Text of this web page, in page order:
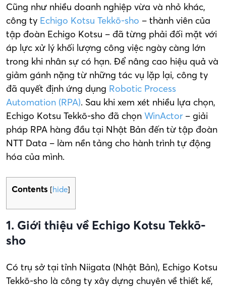
Cũng như nhiều doanh nghiệp vừa và nhỏ khác,
công ty Echigo Kotsu Tekkō-sho – thành viên của
tập đoàn Echigo Kotsu – đã từng phải đối mặt với
áp lực xử lý khối lượng công việc ngày càng lớn
trong khi nhân sự có hạn. Để nâng cao hiệu quả và
giảm gánh nặng từ những tác vụ lặp lại, công ty
đã quyết định ứng dụng Robotic Process
Automation (RPA). Sau khi xem xét nhiều lựa chọn,
Echigo Kotsu Tekkō-sho đã chọn WinActor – giải
pháp RPA hàng đầu tại Nhật Bản đến từ tập đoàn
NTT Data – làm nền tảng cho hành trình tự động
hóa của mình.
Contents [hide]
1. Giới thiệu về Echigo Kotsu Tekkō-
sho
Có trụ sở tại tỉnh Niigata (Nhật Bản), Echigo Kotsu
Tekkō-sho là công ty xây dựng chuyên về thiết kế,